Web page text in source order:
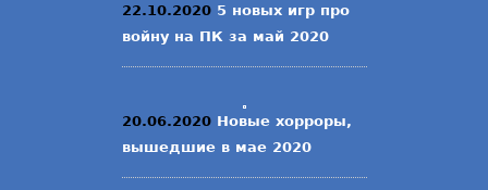
22.10.2020 5 новых игр про
войну на ПК за май 2020
20.06.2020 Новые хорроры,
вышедшие в мае 2020